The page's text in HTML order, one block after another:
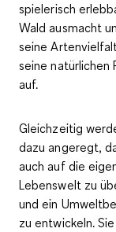
spielerisch
Wald ausmacht
seine
seine natürlichen
auf.
Gleichzeitig
dazu angeregt,
auch auf die
Lebenswelt zu
und ein
zu entwickeln.